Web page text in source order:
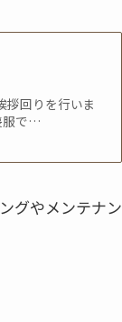
拶回りを行いま
服で…
グやメンテナン